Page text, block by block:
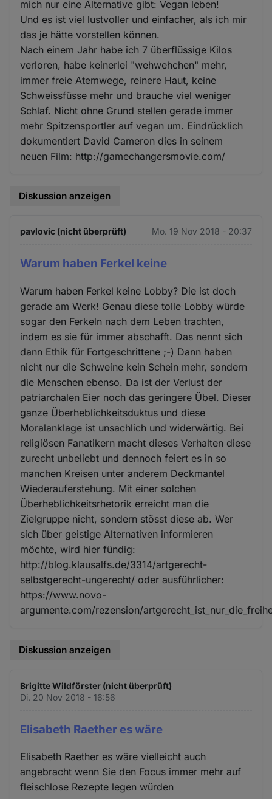
mich nur eine Alternative gibt: Vegan leben!
Und es ist viel lustvoller und einfacher, als ich mir
das je hätte vorstellen können.
Nach einem Jahr habe ich 7 überflüssige Kilos
verloren, habe keinerlei "wehwehchen" mehr,
immer freie Atemwege, reinere Haut, keine
Schweissfüsse mehr und brauche viel weniger
Schlaf. Nicht ohne Grund stellen gerade immer
mehr Spitzensportler auf vegan um. Eindrücklich
dokumentiert David Cameron dies in seinem
neuen Film: http://gamechangersmovie.com/
Diskussion anzeigen
pavlovic (nicht überprüft) Mo. 19 Nov 2018 - 20:37
Warum haben Ferkel keine
Warum haben Ferkel keine Lobby? Die ist doch
gerade am Werk! Genau diese tolle Lobby würde
sogar den Ferkeln nach dem Leben trachten,
indem es sie für immer abschafft. Das nennt sich
dann Ethik für Fortgeschrittene ;-) Dann haben
nicht nur die Schweine kein Schein mehr, sondern
die Menschen ebenso. Da ist der Verlust der
patriarchalen Eier noch das geringere Übel. Dieser
ganze Überheblichkeitsduktus und diese
Moralanklage ist unsachlich und widerwärtig. Bei
religiösen Fanatikern macht dieses Verhalten diese
zurecht unbeliebt und dennoch feiert es in so
manchen Kreisen unter anderem Deckmantel
Wiederauferstehung. Mit einer solchen
Überheblichkeitsrhetorik erreicht man die
Zielgruppe nicht, sondern stösst diese ab. Wer
sich über geistige Alternativen informieren
möchte, wird hier fündig:
http://blog.klausalfs.de/3314/artgerecht-
selbstgerecht-ungerecht/ oder ausführlicher:
https://www.novo-
argumente.com/rezension/
Diskussion anzeigen
Brigitte Wildförster (nicht überprüft)
Di. 20 Nov 2018 - 16:56
Elisabeth Raether es wäre
Elisabeth Raether es wäre vielleicht auch
angebracht wenn Sie den Focus immer mehr auf
fleischlose Rezepte legen würden